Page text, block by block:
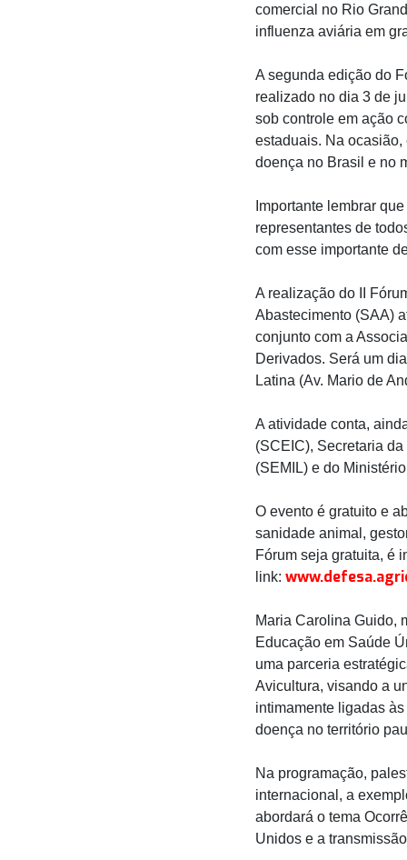
comercial no Rio
influenza aviária em
A segunda edição do
realizado no dia 3 de
sob controle em ação
estaduais. Na
doença no Brasil e no
Importante lembrar
representantes de
com esse importante
A realização do II
Abastecimento (SAA)
conjunto com a
Derivados. Será um
Latina (Av. Mario de
A atividade conta,
(SCEIC), Secretaria
(SEMIL) e do
O evento é gratuito e
sanidade animal,
Fórum seja gratuita, é
link:
Maria Carolina Guido,
Educação em Saúde
uma parceria
Avicultura, visando a
intimamente ligadas
doença no território
Na programação,
internacional, a
abordará o tema
Unidos e a